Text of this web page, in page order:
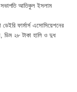
সভাপতি আতিকুল ইসলাম
ফার্মার্স এসোসিয়েশনের
ডিম ২৮ টাকা হালি ও দুধ